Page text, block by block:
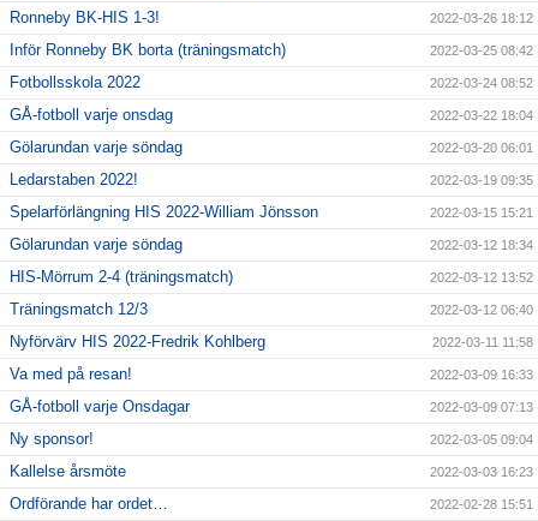
Ronneby BK-HIS 1-3! 2022-03-26 18:12
Inför Ronneby BK borta (träningsmatch) 2022-03-25 08:42
Fotbollsskola 2022 2022-03-24 08:52
GÅ-fotboll varje onsdag 2022-03-22 18:04
Gölarundan varje söndag 2022-03-20 06:01
Ledarstaben 2022! 2022-03-19 09:35
Spelarförlängning HIS 2022-William Jönsson 2022-03-15 15:21
Gölarundan varje söndag 2022-03-12 18:34
HIS-Mörrum 2-4 (träningsmatch) 2022-03-12 13:52
Träningsmatch 12/3 2022-03-12 06:40
Nyförvärv HIS 2022-Fredrik Kohlberg 2022-03-11 11:58
Va med på resan! 2022-03-09 16:33
GÅ-fotboll varje Onsdagar 2022-03-09 07:13
Ny sponsor! 2022-03-05 09:04
Kallelse årsmöte 2022-03-03 16:23
Ordförande har ordet… 2022-02-28 15:51